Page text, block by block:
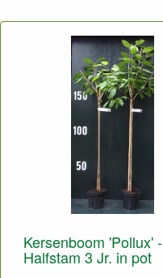
Kersenboom 'Pollux' -
Halfstam 3 Jr. in pot